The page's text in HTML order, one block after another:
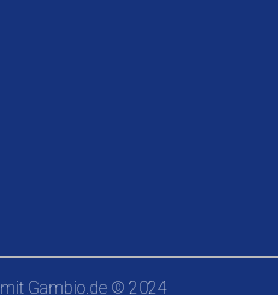
mit Gambio.de © 2024